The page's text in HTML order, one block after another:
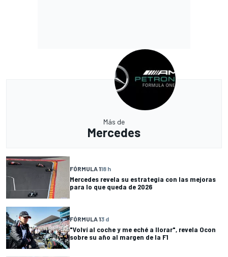
Más de
Mercedes
FÓRMULA 118 h
Mercedes revela su estrategia con las mejoras
para lo que queda de 2026
FÓRMULA 13 d
"Volví al coche y me eché a llorar", revela Ocon
sobre su año al margen de la F1